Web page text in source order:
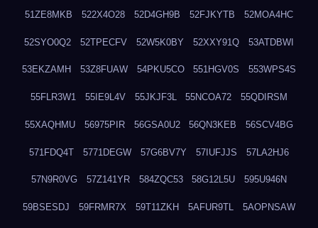
51ZE8MKB 522X4O28 52D4GH9B 52FJKYTB 52MOA4HC
52SYO0Q2 52TPECFV 52W5K0BY 52XXY91Q 53ATDBWI
53EKZAMH 53Z8FUAW 54PKU5CO 551HGV0S 553WPS4S
55FLR3W1 55IE9L4V 55JKJF3L 55NCOA72 55QDIRSM
55XAQHMU 56975PIR 56GSA0U2 56QN3KEB 56SCV4BG
571FDQ4T 5771DEGW 57G6BV7Y 57IUFJJS 57LA2HJ6
57N9R0VG 57Z141YR 584ZQC53 58G12L5U 595U946N
59BSESDJ 59FRMR7X 59T11ZKH 5AFUR9TL 5AOPNSAW